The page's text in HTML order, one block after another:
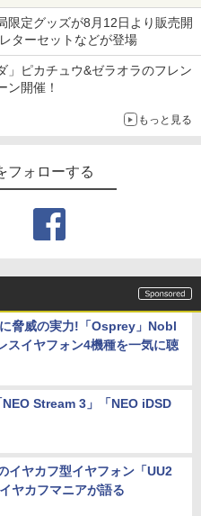
神 絶景版」が67%オフで990円
限定グッズが8月12日より販売開
ターセットなどが登場
」ピカチュウ&ゼラオラのフレン
ン開催！
もっと見る
フォローする
脅威の実力!「Osprey」Nobl
スイヤフォン4機種を一気に聴
Stream 3」「NEO iDSD
イヤカフ型イヤフォン「UU2
ヤカフマニアが語る